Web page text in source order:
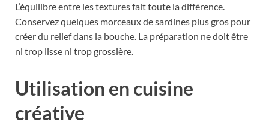
L’équilibre entre les textures fait toute la différence.
Conservez quelques morceaux de sardines plus gros pour
créer du relief dans la bouche. La préparation ne doit être
ni trop lisse ni trop grossière.
Utilisation en cuisine
créative